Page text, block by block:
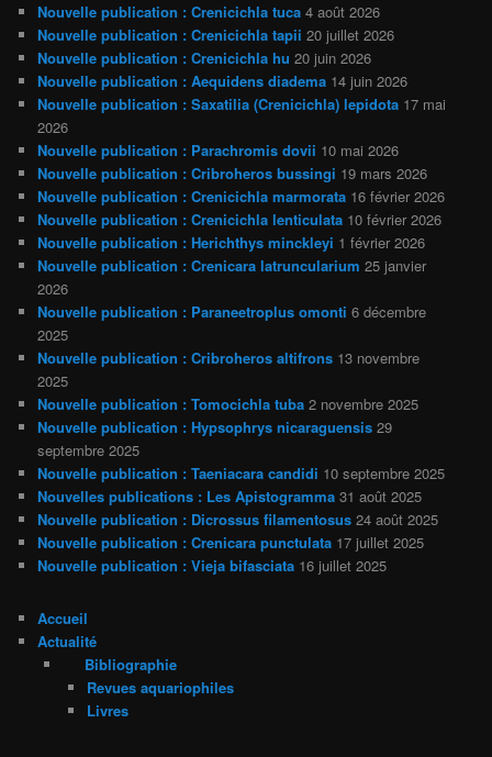
Nouvelle publication : Crenicichla tuca 4 août 2026
Nouvelle publication : Crenicichla tapii 20 juillet 2026
Nouvelle publication : Crenicichla hu 20 juin 2026
Nouvelle publication : Aequidens diadema 14 juin 2026
Nouvelle publication : Saxatilia (Crenicichla) lepidota 17 mai
2026
Nouvelle publication : Parachromis dovii 10 mai 2026
Nouvelle publication : Cribroheros bussingi 19 mars 2026
Nouvelle publication : Crenicichla marmorata 16 février 2026
Nouvelle publication : Crenicichla lenticulata 10 février 2026
Nouvelle publication : Herichthys minckleyi 1 février 2026
Nouvelle publication : Crenicara latruncularium 25 janvier
2026
Nouvelle publication : Paraneetroplus omonti 6 décembre
2025
Nouvelle publication : Cribroheros altifrons 13 novembre
2025
Nouvelle publication : Tomocichla tuba 2 novembre 2025
Nouvelle publication : Hypsophrys nicaraguensis 29
septembre 2025
Nouvelle publication : Taeniacara candidi 10 septembre 2025
Nouvelles publications : Les Apistogramma 31 août 2025
Nouvelle publication : Dicrossus filamentosus 24 août 2025
Nouvelle publication : Crenicara punctulata 17 juillet 2025
Nouvelle publication : Vieja bifasciata 16 juillet 2025
Accueil
Actualité
Bibliographie
Revues aquariophiles
Livres